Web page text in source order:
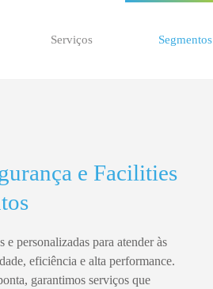
Serviços Segmentos
e Facilities
e personalizadas para atender às
eficiência e alta performance.
garantimos serviços que